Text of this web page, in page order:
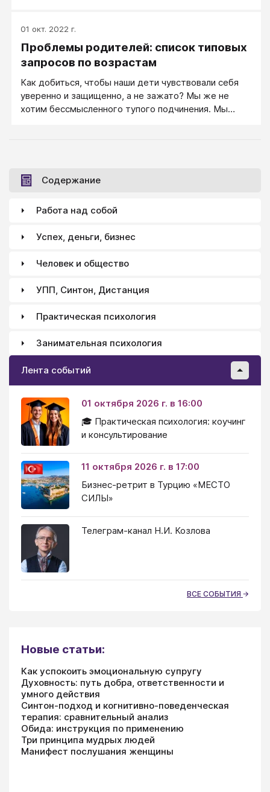
01 окт. 2022 г.
Проблемы родителей: список типовых
запросов по возрастам
Как добиться, чтобы наши дети чувствовали себя
уверенно и защищенно, а не зажато? Мы же не
хотим бессмысленного тупого подчинения. Мы
проблемы осложняют повседневную жизнь чаще
всего?
Содержание
Работа над собой
Успех, деньги, бизнес
Человек и общество
УПП, Синтон, Дистанция
Практическая психология
Занимательная психология
Лента событий
01 октября 2026 г. в 16:00
🎓 Практическая психология: коучинг
и консультирование
11 октября 2026 г. в 17:00
Бизнес-ретрит в Турцию «МЕСТО
СИЛЫ»
Телеграм-канал Н.И. Козлова
ВСЕ СОБЫТИЯ
Новые статьи:
Как успокоить эмоциональную супругу
Духовность: путь добра, ответственности и
умного действия
Синтон-подход и когнитивно-поведенческая
терапия: сравнительный анализ
Обида: инструкция по применению
Три принципа мудрых людей
Манифест послушания женщины